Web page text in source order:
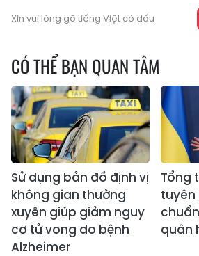
Xin vui lòng gõ tiếng Việt có dấu
CÓ THỂ BẠN QUAN TÂM
Sử dụng bản đồ định vị
không gian thường
xuyên giúp giảm nguy
cơ tử vong do bệnh
Alzheimer
Tổng
tuyên
quân